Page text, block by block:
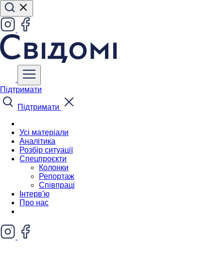
Підтримати
Підтримати
Усі матеріали
Аналітика
Розбір ситуації
Спецпроєкти
Колонки
Репортаж
Співпраці
Інтерв'ю
Про нас